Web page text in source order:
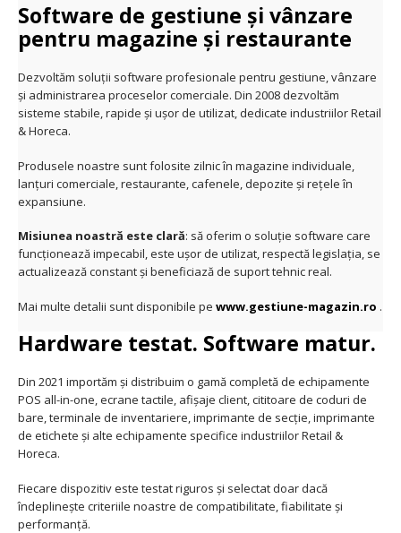
Software de gestiune și vânzare
pentru magazine și restaurante
Dezvoltăm soluții software profesionale pentru gestiune, vânzare
și administrarea proceselor comerciale. Din 2008 dezvoltăm
sisteme stabile, rapide și ușor de utilizat, dedicate industriilor Retail
& Horeca.
Produsele noastre sunt folosite zilnic în magazine individuale,
lanțuri comerciale, restaurante, cafenele, depozite și rețele în
expansiune.
Misiunea noastră este clară: să oferim o soluție software care
funcționează impecabil, este ușor de utilizat, respectă legislația, se
actualizează constant și beneficiază de suport tehnic real.
Mai multe detalii sunt disponibile pe www.gestiune-magazin.ro .
Hardware testat. Software matur.
Din 2021 importăm și distribuim o gamă completă de echipamente
POS all-in-one, ecrane tactile, afișaje client, cititoare de coduri de
bare, terminale de inventariere, imprimante de secție, imprimante
de etichete și alte echipamente specifice industriilor Retail &
Horeca.
Fiecare dispozitiv este testat riguros și selectat doar dacă
îndeplinește criteriile noastre de compatibilitate, fiabilitate și
performanță.